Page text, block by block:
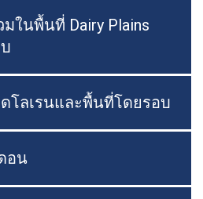
ในพื้นที่ Dairy Plains
โลเรนและพื้นที่โดยรอบ
อน